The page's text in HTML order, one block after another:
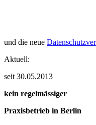
und die neue
Aktuell:
seit 30.05.2013
kein regelmässiger
Praxisbetrieb in Berlin